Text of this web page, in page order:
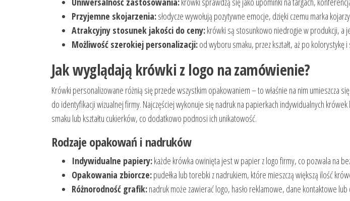
Przyjemne skojarzenia:słodycze wywołują pozytywne emocje, dzięki czemu marka
Atrakcyjny stosunek jakości do ceny:krówki są stosunkowo niedrogie w produkcji, a
Możliwość szerokiej personalizacji:od wyboru smaku, przez kształt, aż po kolorystykę
Jak wyglądają krówki z logo na zamówienie?
Krówki personalizowane różnią się przede wszystkim opakowaniem – to właśnie na nim umieszcza
do identyfikacji wizualnej firmy. Najczęściej wykonuje się nadruk na papierkach indywidualnych
smaku lub kształtu cukierków, co dodatkowo podnosi ich unikatowość.
Rodzaje opakowań i nadruków
Indywidualne papiery:każde krówka owinięta jest w papier z logo firmy, co pozwala na
Opakowania zbiorcze:pudełka lub torebki z nadrukiem, które mieszczą większą ilość
Różnorodność grafik:nadruk może zawierać logo, hasło reklamowe, dane kontaktowe